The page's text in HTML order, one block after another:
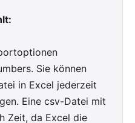
Sie können
in Excel jederzeit
Eine csv-Datei mit
Zeit, da Excel die